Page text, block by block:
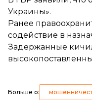
Украины».
Ранее
содействие в
Задержанные
Больше о: